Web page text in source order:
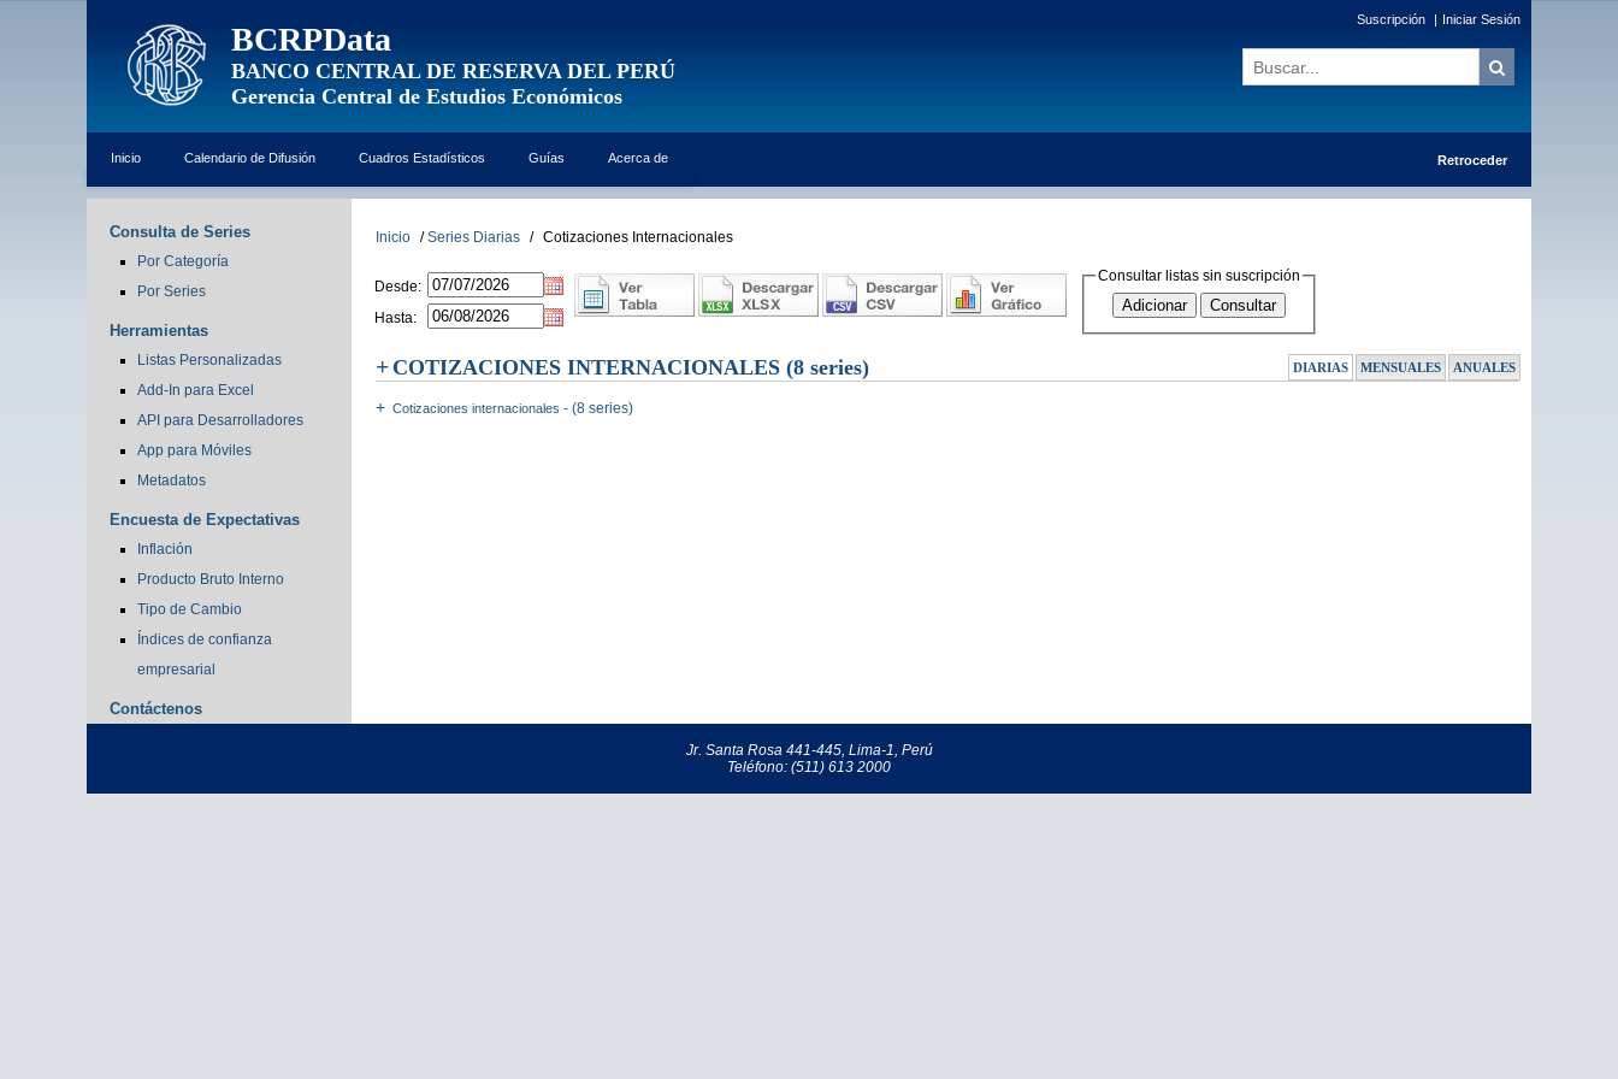
BCRPData
BANCO CENTRAL DE RESERVA DEL PERÚ
Gerencia Central de Estudios Económicos
Suscripción | Iniciar Sesión
Inicio Calendario de Difusión Cuadros Estadísticos Guías Acerca de Retroceder
Consulta de Series
Por Categoría
Por Series
Herramientas
Listas Personalizadas
Add-In para Excel
API para Desarrolladores
App para Móviles
Metadatos
Encuesta de Expectativas
Inflación
Producto Bruto Interno
Tipo de Cambio
Índices de confianza
empresarial
Contáctenos
Inicio / Series Diarias / Cotizaciones Internacionales
Desde:
Hasta:
Consultar listas sin suscripción
COTIZACIONES INTERNACIONALES (8 series) DIARIAS MENSUALES ANUALES
Cotizaciones internacionales - (8 series)
Jr. Santa Rosa 441-445, Lima-1, Perú
Teléfono: (511) 613 2000